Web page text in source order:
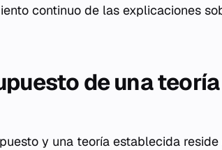
continuo de las explicaciones
de una teoría
y una teoría establecida